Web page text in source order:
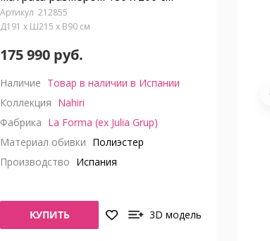
212855
Д191 x Ш215 x В90 см
175 990 руб.
Наличие Товар в наличии в Испании
Коллекция Nahiri
Фабрика La Forma (ex Julia Grup)
Материал обивки Полиэстер
Производство Испания
КУПИТЬ 3D модель